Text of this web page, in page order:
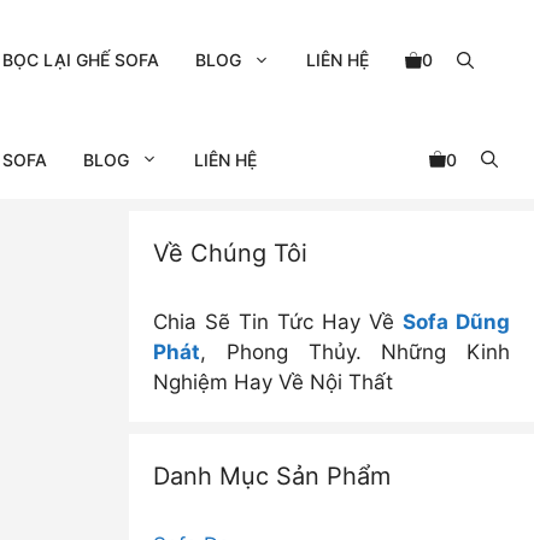
BỌC LẠI GHẾ SOFA BLOG LIÊN HỆ 0
BLOG LIÊN HỆ 0
Về Chúng Tôi
Chia Sẽ Tin Tức Hay Về Sofa Dũng
Phát, Phong Thủy. Những Kinh
Nghiệm Hay Về Nội Thất
Danh Mục Sản Phẩm